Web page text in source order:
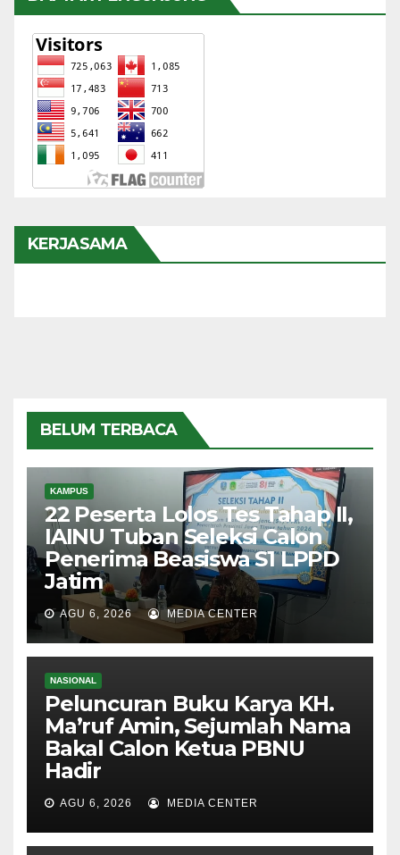
KERJASAMA
BELUM TERBACA
KAMPUS
22 Peserta Lolos Tes Tahap II,
IAINU Tuban Seleksi Calon
Penerima Beasiswa S1 LPPD
Jatim
AGU 6, 2026 MEDIA CENTER
NASIONAL
Peluncuran Buku Karya KH.
Ma’ruf Amin, Sejumlah Nama
Bakal Calon Ketua PBNU
Hadir
AGU 6, 2026 MEDIA CENTER